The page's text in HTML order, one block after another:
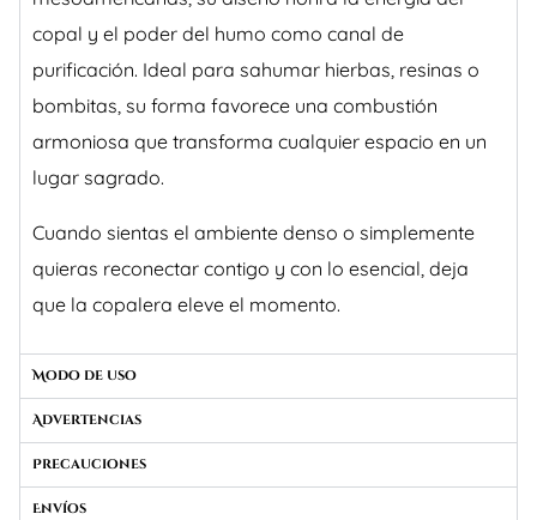
copal y el poder del humo como canal de
purificación. Ideal para sahumar hierbas, resinas o
bombitas, su forma favorece una combustión
armoniosa que transforma cualquier espacio en un
lugar sagrado.
Cuando sientas el ambiente denso o simplemente
quieras reconectar contigo y con lo esencial, deja
que la copalera eleve el momento.
Modo de uso
Advertencias
Precauciones
Envíos